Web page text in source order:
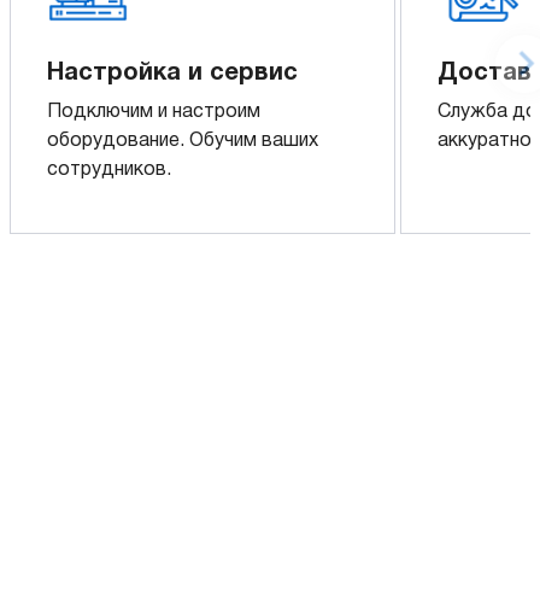
Настройка и сервис
Подключим и настроим
оборудование. Обучим ваших
сотрудников.
Служба
аккуратно